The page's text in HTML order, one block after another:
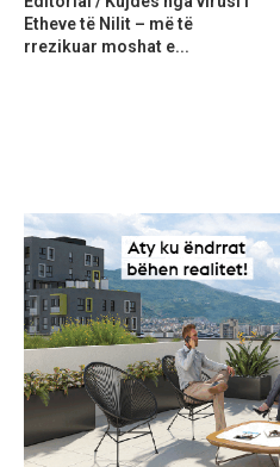
Etheve të Nilit – më të
rrezikuar moshat e...